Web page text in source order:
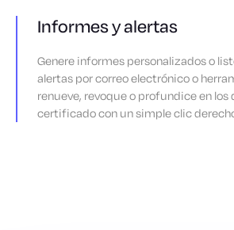
Informes y alertas
Genere informes personalizados o
alertas por correo electrónico o
renueve, revoque o profundice en los
certificado con un simple clic